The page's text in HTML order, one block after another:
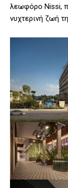
λεωφόρο Nissi,
νυχτερινή ζωή